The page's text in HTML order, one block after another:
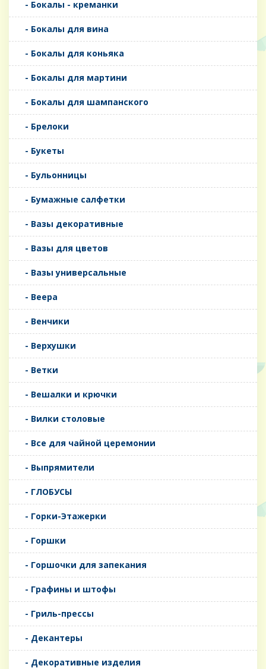
- Бокалы - креманки
- Бокалы для вина
- Бокалы для коньяка
- Бокалы для мартини
- Бокалы для шампанского
- Брелоки
- Букеты
- Бульонницы
- Бумажные салфетки
- Вазы декоративные
- Вазы для цветов
- Вазы универсальные
- Веера
- Венчики
- Верхушки
- Ветки
- Вешалки и крючки
- Вилки столовые
- Все для чайной церемонии
- Выпрямители
- ГЛОБУСЫ
- Горки-Этажерки
- Горшки
- Горшочки для запекания
- Графины и штофы
- Гриль-прессы
- Декантеры
- Декоративные изделия